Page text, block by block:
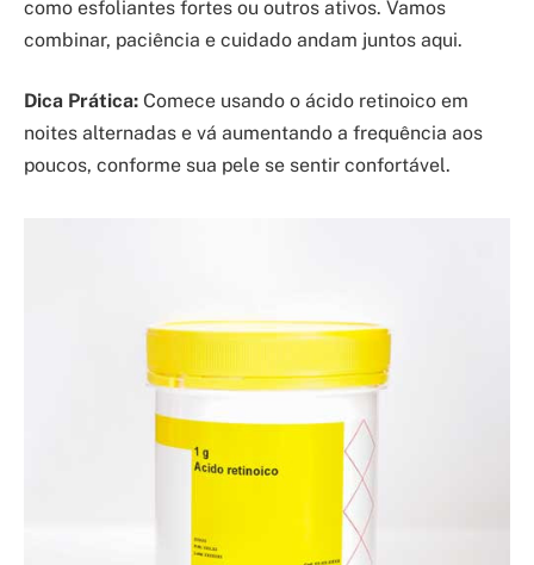
como esfoliantes fortes ou outros ativos. Vamos
combinar, paciência e cuidado andam juntos aqui.
Dica Prática: Comece usando o ácido retinoico em
noites alternadas e vá aumentando a frequência aos
poucos, conforme sua pele se sentir confortável.